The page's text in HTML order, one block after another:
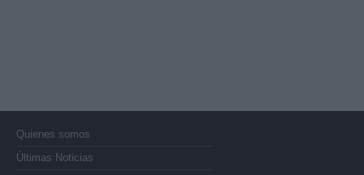
Quienes somos
Últimas Noticias